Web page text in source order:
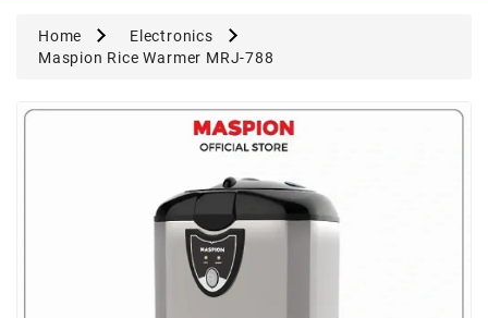
Beauty
Food
Home
Electronics
Maspion Rice Warmer MRJ-788